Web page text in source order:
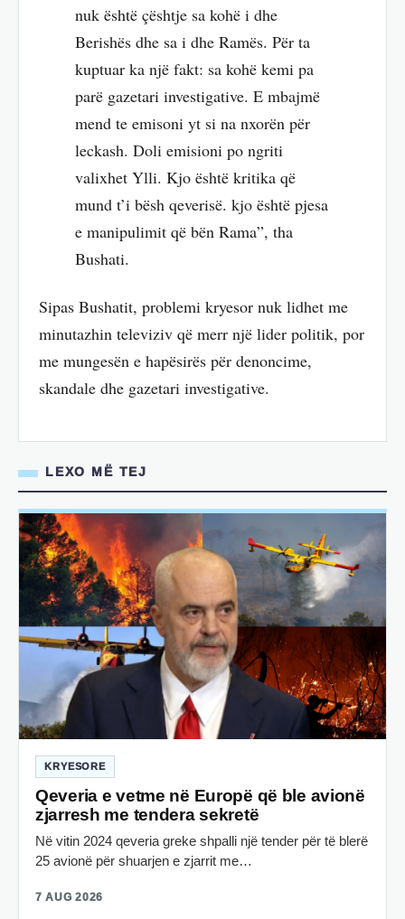
nuk është çështje sa kohë i dhe
Berishës dhe sa i dhe Ramës. Për ta
kuptuar ka një fakt: sa kohë kemi pa
parë gazetari investigative. E mbajmë
mend te emisoni yt si na nxorën për
leckash. Doli emisioni po ngriti
valixhet Ylli. Kjo është kritika që
mund t’i bësh qeverisë. kjo është pjesa
e manipulimit që bën Rama”, tha
Bushati.
Sipas Bushatit, problemi kryesor nuk lidhet me
minutazhin televiziv që merr një lider politik, por
me mungesën e hapësirës për denoncime,
skandale dhe gazetari investigative.
LEXO MË TEJ
KRYESORE
Qeveria e vetme në Europë që ble avionë
zjarresh me tendera sekretë
Në vitin 2024 qeveria greke shpalli një tender për të blerë
25 avionë për shuarjen e zjarrit me…
7 AUG 2026